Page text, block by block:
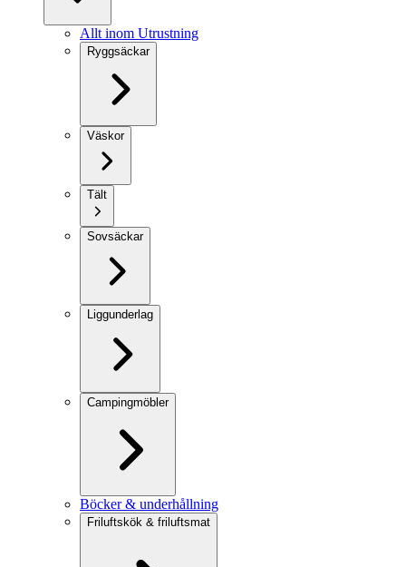
Allt inom Utrustning
Ryggsäckar
Väskor
Tält
Sovsäckar
Liggunderlag
Campingmöbler
Böcker & underhållning
Friluftskök & friluftsmat